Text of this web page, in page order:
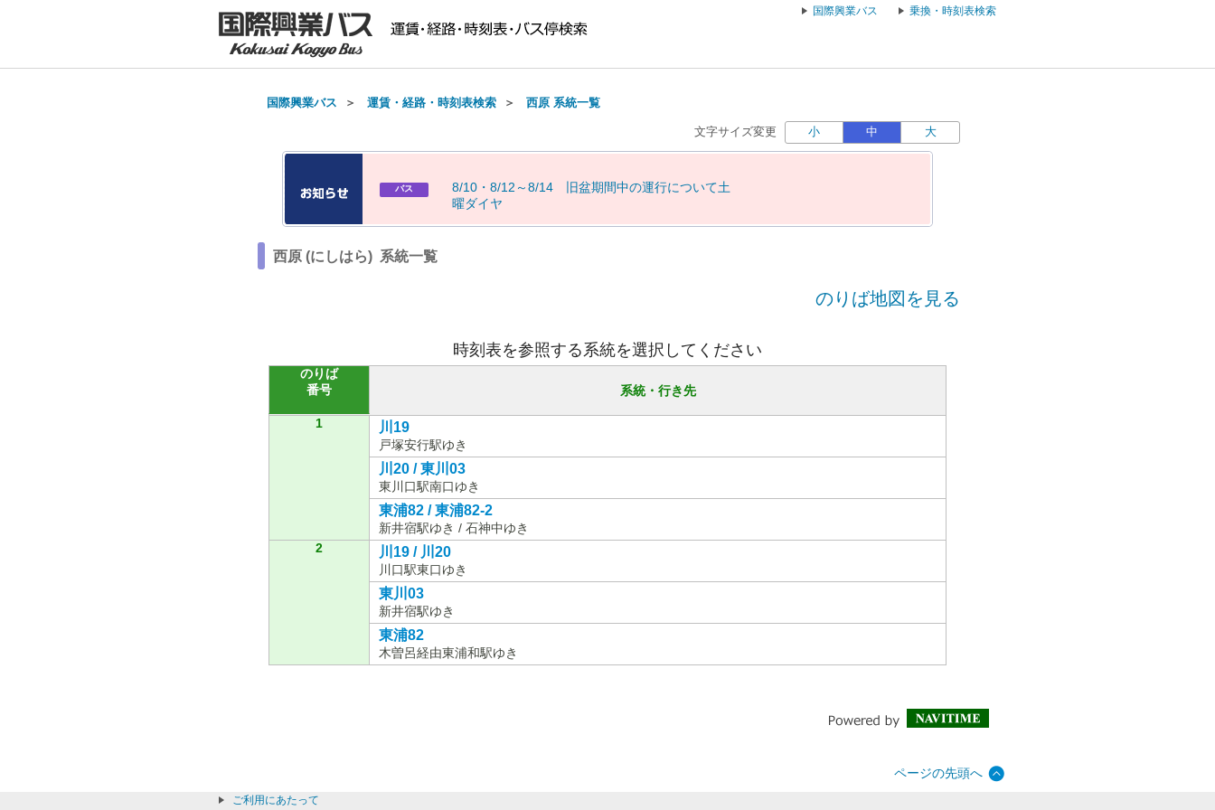
国際興業バス 乗換・時刻表検索
国際興業バス ＞ 運賃・経路・時刻表検索 ＞ 西原 系統一覧
文字サイズ変更 小 中 大
バス 8/10 ・ 8/1 2 ～8/14 旧盆期間中の運行について土
曜ダイヤ
西原 (にしはら) 系統一覧
のりば地図を見る
時刻表を参照する系統を選択してください
のりば
番号
系統・行き先
1 川19
戸塚安行駅ゆき
川20 / 東川03
東川口駅南口ゆき
東浦82 / 東浦82-2
新井宿駅ゆき / 石神中ゆき
2
川19 / 川20
川口駅東口ゆき
東川03
新井宿駅ゆき
東浦82
木曽呂経由東浦和駅ゆき
ページの先頭へ
ご利用にあたって